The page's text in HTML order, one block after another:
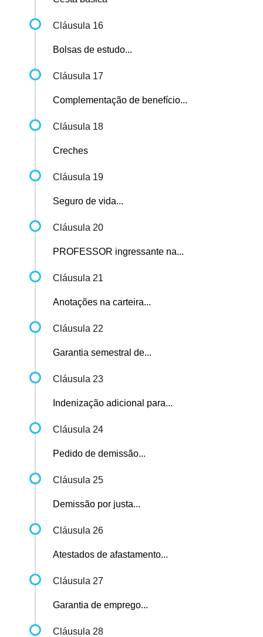
Cláusula 16
Bolsas de estudo...
Cláusula 17
Complementação de benefício...
Cláusula 18
Creches
Cláusula 19
Seguro de vida...
Cláusula 20
PROFESSOR ingressante na...
Cláusula 21
Anotações na carteira...
Cláusula 22
Garantia semestral de...
Cláusula 23
Indenização adicional para...
Cláusula 24
Pedido de demissão...
Cláusula 25
Demissão por justa...
Cláusula 26
Atestados de afastamento...
Cláusula 27
Garantia de emprego...
Cláusula 28